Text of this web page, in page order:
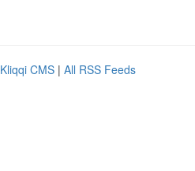
Kliqqi CMS | All RSS Feeds